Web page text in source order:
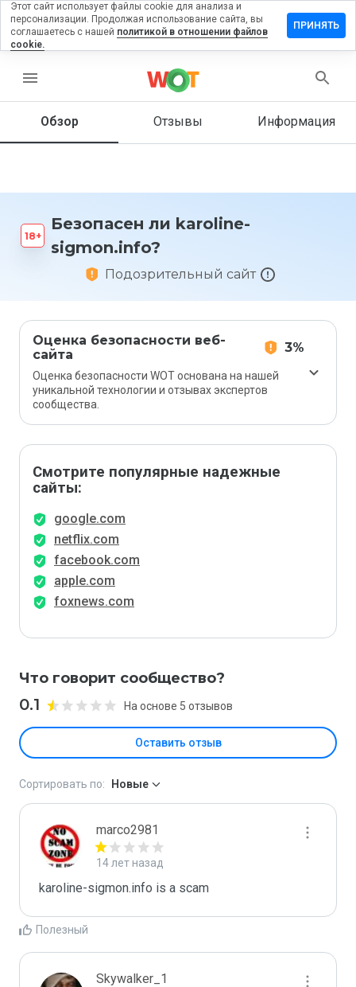
menu
Обзор Отзывы Информация
Безопасен ли karoline-
sigmon.info?
Подозрительный сайт
Оценка безопасности веб-
сайта
3%
Оценка безопасности WOT основана на нашей
уникальной технологии и отзывах экспертов
сообщества.
Смотрите популярные надежные
сайты:
google.com
netflix.com
facebook.com
apple.com
foxnews.com
Что говорит сообщество?
0.1 На основе 5 отзывов
Оставить отзыв
на
оценили
сайт от
1 до 5?
Сортировать по: Новые
marco2981
14 лет назад
karoline-sigmon.info is a scam
Полезный
Skywalker_1
Этот сайт использует файлы cookie для анализа и
персонализации. Продолжая использование сайта, вы
соглашаетесь с нашей политикой в отношении файлов
cookie.
ПРИНЯТЬ